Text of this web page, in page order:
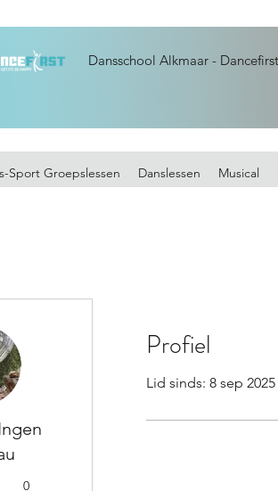
Dansschool Alkmaar -
Sport Groepslessen Danslessen Musical
Profiel
Lid sinds: 8 sep 2025
0